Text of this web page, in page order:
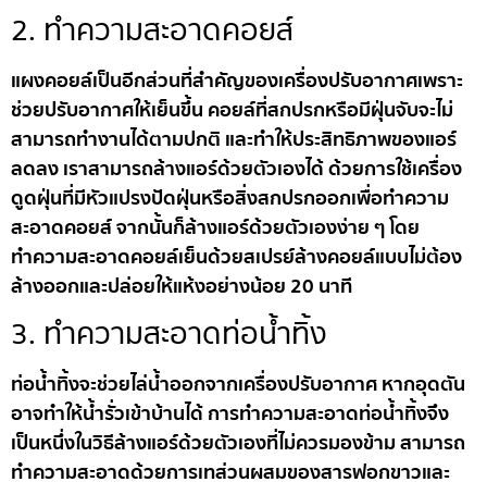
2. ทำความสะอาดคอยส์
แผงคอยล์เป็นอีกส่วนที่สำคัญของเครื่องปรับอากาศเพราะ
ช่วยปรับอากาศให้เย็นขึ้น คอยล์ที่สกปรกหรือมีฝุ่นจับจะไม่
สามารถทำงานได้ตามปกติ และทำให้ประสิทธิภาพของแอร์
ลดลง เราสามารถล้างแอร์ด้วยตัวเองได้ ด้วยการใช้เครื่อง
ดูดฝุ่นที่มีหัวแปรงปัดฝุ่นหรือสิ่งสกปรกออกเพื่อทำความ
สะอาดคอยส์ จากนั้นก็ล้างแอร์ด้วยตัวเองง่าย ๆ โดย
ทำความสะอาดคอยล์เย็นด้วยสเปรย์ล้างคอยล์แบบไม่ต้อง
ล้างออกและปล่อยให้แห้งอย่างน้อย 20 นาที
3. ทำความสะอาดท่อน้ำทิ้ง
ท่อน้ำทิ้งจะช่วยไล่น้ำออกจากเครื่องปรับอากาศ หากอุดตัน
อาจทำให้น้ำรั่วเข้าบ้านได้ การทำความสะอาดท่อน้ำทิ้งจึง
เป็นหนึ่งในวิธีล้างแอร์ด้วยตัวเองที่ไม่ควรมองข้าม สามารถ
ทำความสะอาดด้วยการเทส่วนผสมของสารฟอกขาวและ